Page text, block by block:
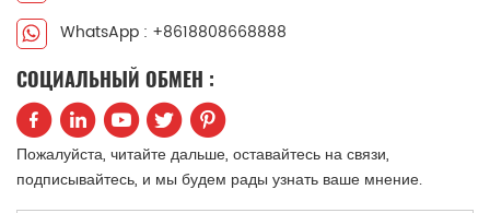
中文
Filipino မြန်မာ
WhatsApp : +8618808668888
СОЦИАЛЬНЫЙ ОБМЕН :
Пожалуйста, читайте дальше, оставайтесь на связи,
подписывайтесь, и мы будем рады узнать ваше мнение.